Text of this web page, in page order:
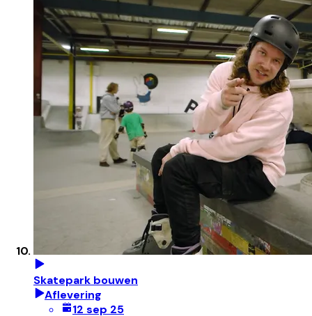
Skatepark bouwen
Aflevering
12 sep 25